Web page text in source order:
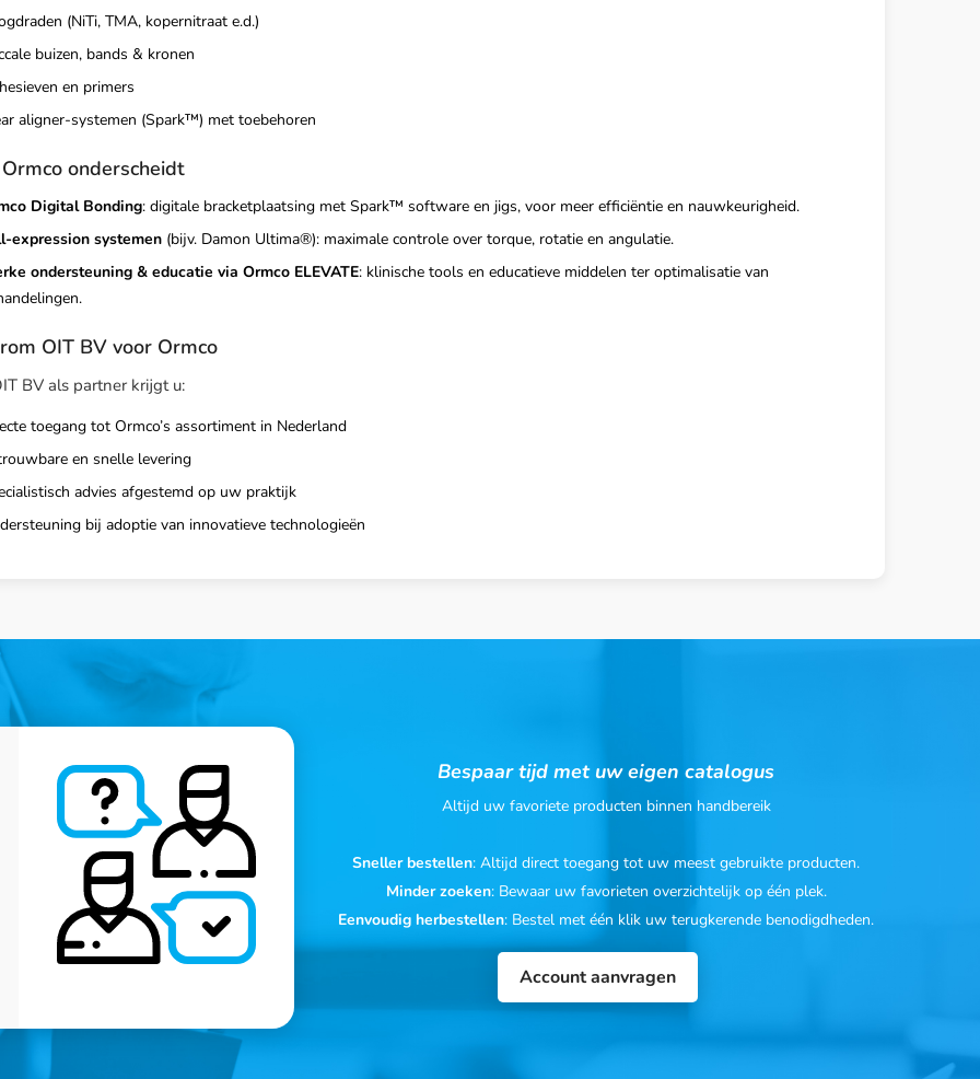
(NiTi, TMA, koper­nitraat e.d.)
buizen, bands & kronen
en primers
aligner-systemen (Spark™) met toebehoren
onderscheidt
Digital Bonding: digitale bracketplaatsing met Spark™ software en jigs, voor meer efficiëntie en nauwkeurigheid.
expression systemen (bijv. Damon Ultima®): maximale controle over torque, rotatie en angulatie.
ondersteuning & educatie via Ormco ELEVATE: klinische tools en educatieve middelen ter optimalisatie van
OIT BV voor Ormco
BV als partner krijgt u:
toegang tot Ormco’s assortiment in Nederland
en snelle levering
advies afgestemd op uw praktijk
bij adoptie van innovatieve technologieën
Bespaar tijd met uw eigen catalogus
Altijd uw favoriete producten binnen handbereik
Sneller bestellen: Altijd direct toegang tot uw meest gebruikte producten.
Minder zoeken: Bewaar uw favorieten overzichtelijk op één plek.
Eenvoudig herbestellen: Bestel met één klik uw terugkerende benodigdheden.
Account aanvragen